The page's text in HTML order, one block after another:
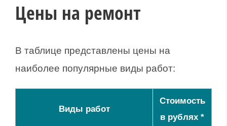
Цены на ремонт
В таблице представлены цены на
наиболее популярные виды работ:
Виды работ
Стоимость
в рублях *